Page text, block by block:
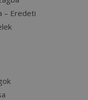
– Eredeti